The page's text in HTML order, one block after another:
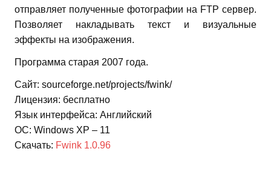
отправляет полученные фотографии на FTP сервер.
Позволяет накладывать текст и визуальные
эффекты на изображения.
Программа старая 2007 года.
Сайт: sourceforge.net/projects/fwink/
Лицензия: бесплатно
Язык интерфейса: Английский
ОС: Windows XP – 11
Скачать: Fwink 1.0.96